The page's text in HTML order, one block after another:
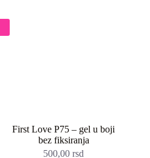
First Love P75 – gel u boji
bez fiksiranja
500,00rsd